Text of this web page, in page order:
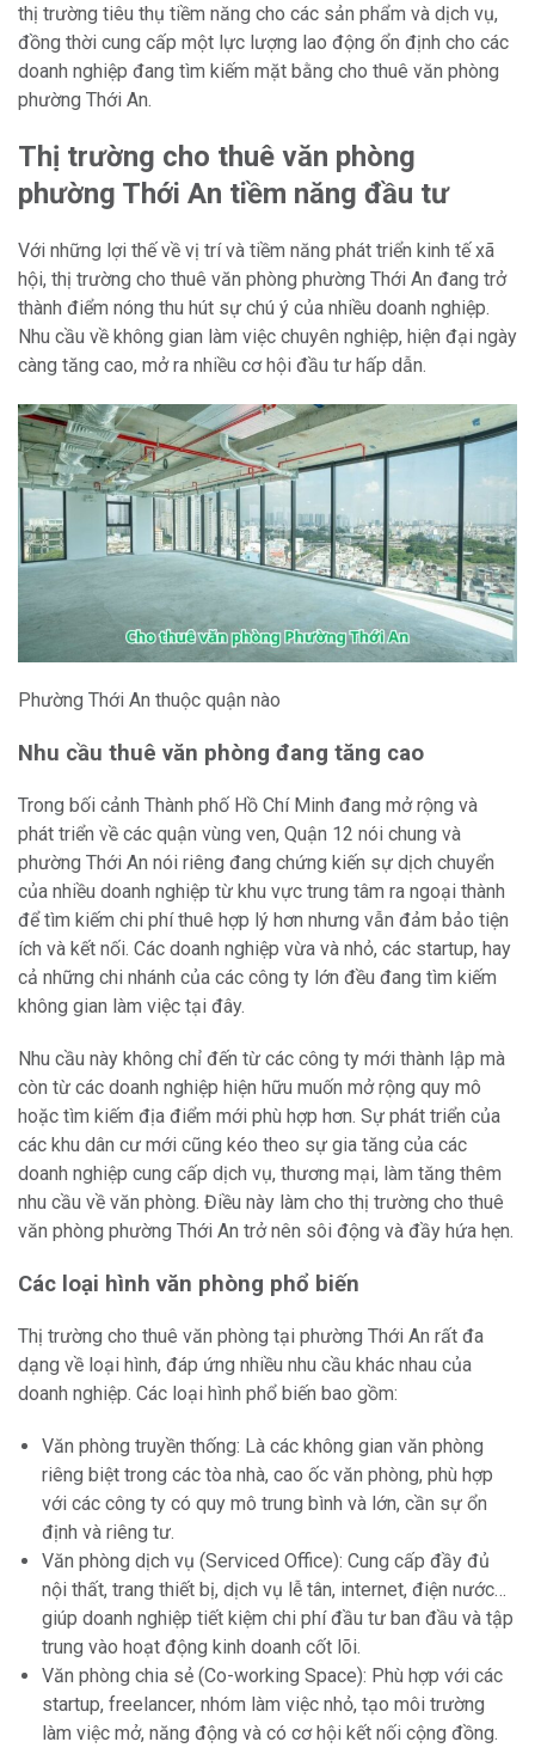
thị trường tiêu thụ tiềm năng cho các sản phẩm và dịch vụ,
đồng thời cung cấp một lực lượng lao động ổn định cho các
doanh nghiệp đang tìm kiếm mặt bằng cho thuê văn phòng
phường Thới An.
Thị trường cho thuê văn phòng
phường Thới An tiềm năng đầu tư
Với những lợi thế về vị trí và tiềm năng phát triển kinh tế xã
hội, thị trường cho thuê văn phòng phường Thới An đang trở
thành điểm nóng thu hút sự chú ý của nhiều doanh nghiệp.
Nhu cầu về không gian làm việc chuyên nghiệp, hiện đại ngày
càng tăng cao, mở ra nhiều cơ hội đầu tư hấp dẫn.
Phường Thới An thuộc quận nào
Nhu cầu thuê văn phòng đang tăng cao
Trong bối cảnh Thành phố Hồ Chí Minh đang mở rộng và
phát triển về các quận vùng ven, Quận 12 nói chung và
phường Thới An nói riêng đang chứng kiến sự dịch chuyển
của nhiều doanh nghiệp từ khu vực trung tâm ra ngoại thành
để tìm kiếm chi phí thuê hợp lý hơn nhưng vẫn đảm bảo tiện
ích và kết nối. Các doanh nghiệp vừa và nhỏ, các startup, hay
cả những chi nhánh của các công ty lớn đều đang tìm kiếm
không gian làm việc tại đây.
Nhu cầu này không chỉ đến từ các công ty mới thành lập mà
còn từ các doanh nghiệp hiện hữu muốn mở rộng quy mô
hoặc tìm kiếm địa điểm mới phù hợp hơn. Sự phát triển của
các khu dân cư mới cũng kéo theo sự gia tăng của các
doanh nghiệp cung cấp dịch vụ, thương mại, làm tăng thêm
nhu cầu về văn phòng. Điều này làm cho thị trường cho thuê
văn phòng phường Thới An trở nên sôi động và đầy hứa hẹn.
Các loại hình văn phòng phổ biến
Thị trường cho thuê văn phòng tại phường Thới An rất đa
dạng về loại hình, đáp ứng nhiều nhu cầu khác nhau của
doanh nghiệp. Các loại hình phổ biến bao gồm:
Văn phòng truyền thống: Là các không gian văn phòng
riêng biệt trong các tòa nhà, cao ốc văn phòng, phù hợp
với các công ty có quy mô trung bình và lớn, cần sự ổn
định và riêng tư.
Văn phòng dịch vụ (Serviced Office): Cung cấp đầy đủ
nội thất, trang thiết bị, dịch vụ lễ tân, internet, điện nước…
giúp doanh nghiệp tiết kiệm chi phí đầu tư ban đầu và tập
trung vào hoạt động kinh doanh cốt lõi.
Văn phòng chia sẻ (Co-working Space): Phù hợp với các
startup, freelancer, nhóm làm việc nhỏ, tạo môi trường
làm việc mở, năng động và có cơ hội kết nối cộng đồng.